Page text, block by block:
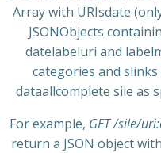
Array with URIsdate
JSONObjects
datelabeluri and
categories and slinks
dataallcomplete sile as
For example, GET /sile/
return a JSON object